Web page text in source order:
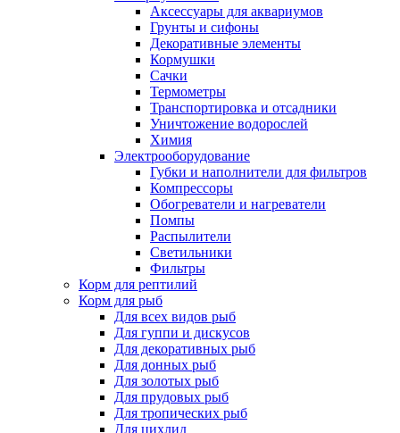
Аксессуары для аквариумов
Грунты и сифоны
Декоративные элементы
Кормушки
Сачки
Термометры
Транспортировка и отсадники
Уничтожение водорослей
Химия
Электрооборудование
Губки и наполнители для фильтров
Компрессоры
Обогреватели и нагреватели
Помпы
Распылители
Светильники
Фильтры
Корм для рептилий
Корм для рыб
Для всех видов рыб
Для гуппи и дискусов
Для декоративных рыб
Для донных рыб
Для золотых рыб
Для прудовых рыб
Для тропических рыб
Для цихлид